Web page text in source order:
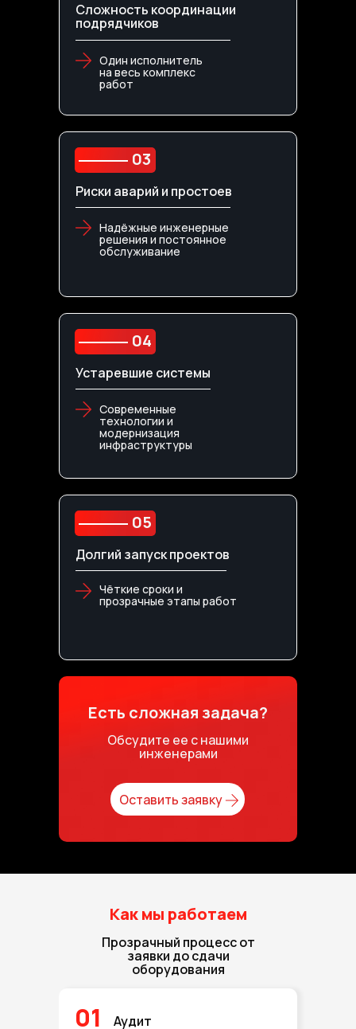
Риски аварий и простоев
Надёжные инженерные
решения и постоянное
обслуживание
03
Сложность координации
подрядчиков
Один исполнитель
на весь комплекс
работ
Устаревшие системы
Современные
технологии и
модернизация
инфраструктуры
04
Есть сложная задача?
Обсудите ее с нашими
инженерами
Оставить заявку
Долгий запуск проектов
Чёткие сроки и
прозрачные этапы работ
05
Как мы работаем
Прозрачный процесс от
заявки до сдачи
оборудования
Аудит
01